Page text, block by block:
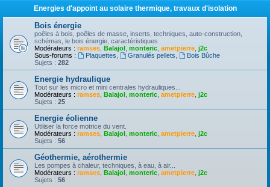
Energies d'appoint au solaire thermique, travaux d'isolation
Bois énergie
poêles à bois, poêles de masse, inserts, techniques, auto-construction,
schémas, le bois énergie, caractéristiques
Modérateurs : ramses Balajol monteric ametpierre j2c
Sous-forums :
Plaquettes Granulés pellets
Bois Bûche
Sujets : 282
Energie hydraulique
Tout sur les micro et mini centrales hydrauliques...
Modérateurs : ramses Balajol monteric ametpierre j2c
Sujets : 25
Energie éolienne
Utiliser la force motrice du vent.
Modérateurs : ramses Balajol monteric ametpierre j2c
Sujets : 56
Géothermie, aérothermie
Les pompes à chaleur, techniques, à eau, à air...
Modérateurs : ramses Balajol monteric ametpierre j2c
Sujets : 56